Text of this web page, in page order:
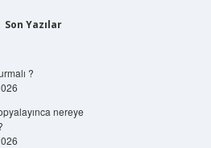
Son Yazılar
?
nereye